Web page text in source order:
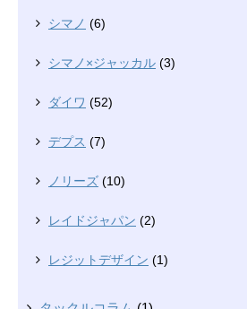
シマノ (6)
シマノ×ジャッカル (3)
ダイワ (52)
デプス (7)
ノリーズ (10)
レイドジャパン (2)
レジットデザイン (1)